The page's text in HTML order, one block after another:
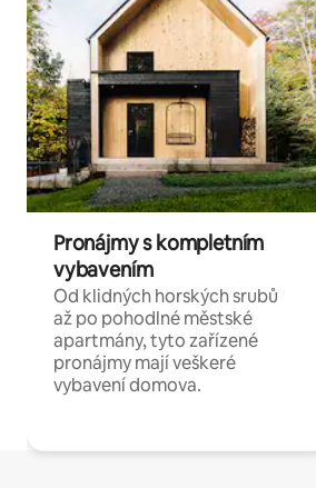
Pronájmy s kompletním
vybavením
Od klidných horských srubů
až po pohodlné městské
apartmány, tyto zařízené
pronájmy mají veškeré
vybavení domova.